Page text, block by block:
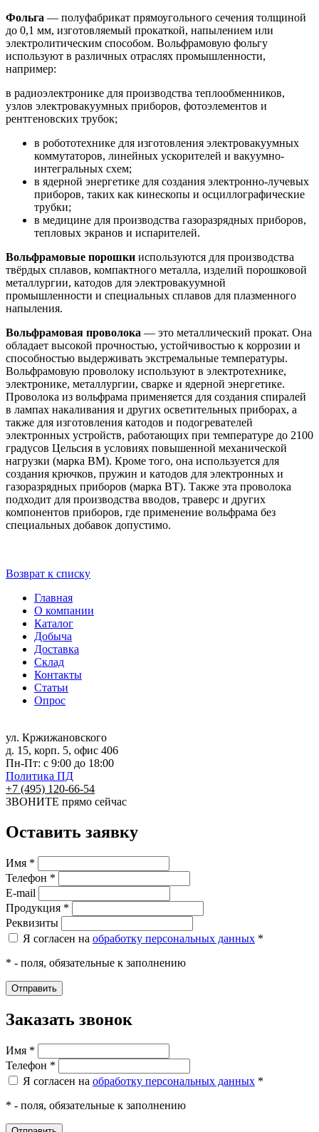
Фольга — полуфабрикат прямоугольного сечения толщиной
до 0,1 мм, изготовляемый прокаткой, напылением или
электролитическим способом. Вольфрамовую фольгу
используют в различных отраслях промышленности,
например:
в радиоэлектронике для производства теплообменников,
узлов электровакуумных приборов, фотоэлементов и
рентгеновских трубок;
в робототехнике для изготовления электровакуумных
коммутаторов, линейных ускорителей и вакуумно-
интегральных схем;
в ядерной энергетике для создания электронно-лучевых
приборов, таких как кинескопы и осциллографические
трубки;
в медицине для производства газоразрядных приборов,
тепловых экранов и испарителей.
Вольфрамовые порошки используются для производства
твёрдых сплавов, компактного металла, изделий порошковой
металлургии, катодов для электровакуумной
промышленности и специальных сплавов для плазменного
напыления.
Вольфрамовая проволока — это металлический прокат. Она
обладает высокой прочностью, устойчивостью к коррозии и
способностью выдерживать экстремальные температуры.
Вольфрамовую проволоку используют в электротехнике,
электронике, металлургии, сварке и ядерной энергетике.
Проволока из вольфрама применяется для создания спиралей
в лампах накаливания и других осветительных приборах, а
также для изготовления катодов и подогревателей
электронных устройств, работающих при температуре до 2100
градусов Цельсия в условиях повышенной механической
нагрузки (марка ВМ). Кроме того, она используется для
создания крючков, пружин и катодов для электронных и
газоразрядных приборов (марка ВТ). Также эта проволока
подходит для производства вводов, траверс и других
компонентов приборов, где применение вольфрама без
специальных добавок допустимо.
Возврат к списку
Главная
О компании
Каталог
Добыча
Доставка
Склад
Контакты
Статьи
Опрос
ул. Кржижановского
д. 15, корп. 5, офис 406
Пн-Пт: с 9:00 до 18:00
Политика ПД
+7 (495) 120-66-54
ЗВОНИТЕ прямо сейчас
Оставить заявку
Имя *
Телефон *
E-mail
Продукция *
Реквизиты
Я согласен на обработку персональных данных *
* - поля, обязательные к заполнению
Заказать звонок
Имя *
Телефон *
Я согласен на обработку персональных данных *
* - поля, обязательные к заполнению